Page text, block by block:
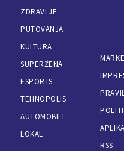
ZDRAVLJE
PUTOVANJA
KULTURA
SUPERŽENA
ESPORTS
TEHNOPOLIS
AUTOMOBILI
LOKAL
RSS